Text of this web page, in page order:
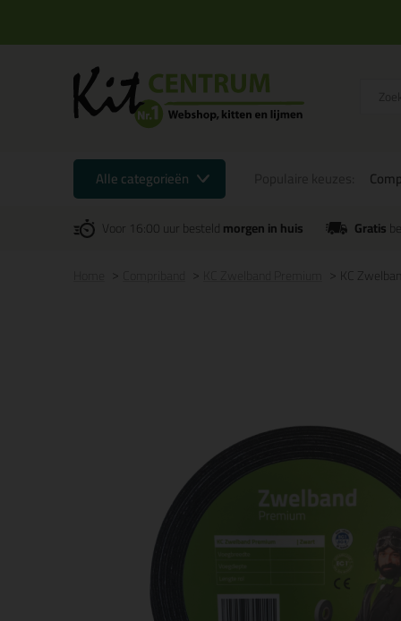
Alle categorieën
Voor 16:00 uur besteldmorgen in huis Gratis
KC